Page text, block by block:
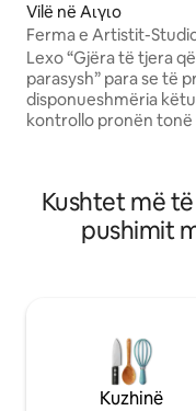
Vilë në Αιγιο
Ferma e Artistit-
Ath/Airp/tren/link ☀️
Lexo “Gjëra të tjera
parasysh” para se të
disponueshmëria
kontrollo pronën
Nuk ka AI, nuk ka
aplikacione të ftohta.
mirëseardhje të
pallonj, mace dhe
pellg të qetë. 🌅🏖🌊🦚
Kushtet më
pushimit
Kuzhinë